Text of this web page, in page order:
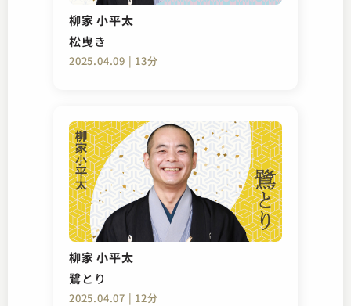
柳家 小平太
松曳き
2025.04.09 | 13分
柳家 小平太
鷺とり
2025.04.07 | 12分